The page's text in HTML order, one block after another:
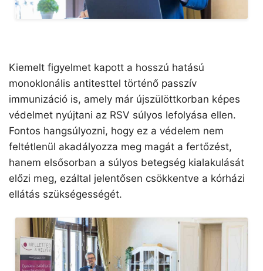
Kiemelt figyelmet kapott a hosszú hatású
monoklonális antitesttel történő passzív
immunizáció is, amely már újszülöttkorban képes
védelmet nyújtani az RSV súlyos lefolyása ellen.
Fontos hangsúlyozni, hogy ez a védelem nem
feltétlenül akadályozza meg magát a fertőzést,
hanem elsősorban a súlyos betegség kialakulását
előzi meg, ezáltal jelentősen csökkentve a kórházi
ellátás szükségességét.